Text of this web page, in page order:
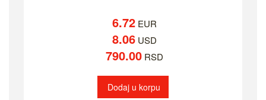
6.72 EUR
8.06 USD
790.00 RSD
Dodaj u korpu